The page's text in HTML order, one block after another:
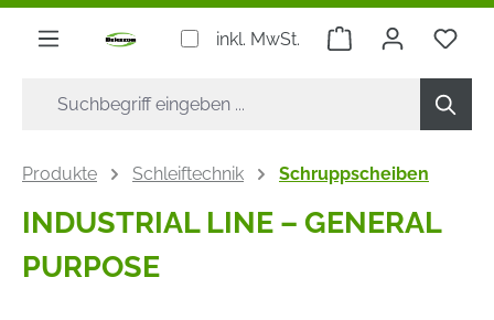
springen
inkl. MwSt. Warenkorb
Produkte Schleiftechnik Schruppscheiben
INDUSTRIAL LINE – GENERAL
PURPOSE